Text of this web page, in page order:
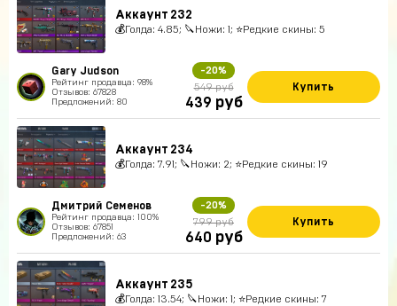
Аккаунт 232
💰Голда: 4.85; 🔪Ножи: 1; ⭐️Редкие скины: 5
Gary Judson
Рейтинг продавца: 98%
Отзывов: 67828
Предложений: 80
-20%
549 руб
439 руб
Купить
Аккаунт 234
💰Голда: 7.91; 🔪Ножи: 2; ⭐️Редкие скины: 19
Дмитрий Семенов
Рейтинг продавца: 100%
Отзывов: 67851
Предложений: 63
-20%
799 руб
640 руб
Купить
Аккаунт 235
💰Голда: 13.54; 🔪Ножи: 1; ⭐️Редкие скины: 7